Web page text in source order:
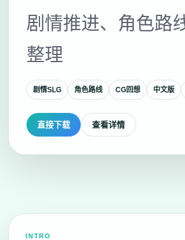
剧情推进、角色路
整理
剧情SLG 角色路线 CG回想 中文版
直接下载 查看详情
INTRO